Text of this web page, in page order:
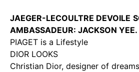
JAEGER-LECOULTRE DEVOILE
AMBASSADEUR: JACKSON YEE.
PIAGET is a Lifestyle
DIOR LOOKS
Christian Dior, designer of